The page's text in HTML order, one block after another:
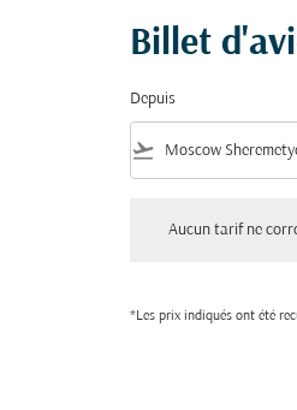
Billet
Depuis
flight_takeoff
Aucun tarif ne
*Les prix indiqués ont été